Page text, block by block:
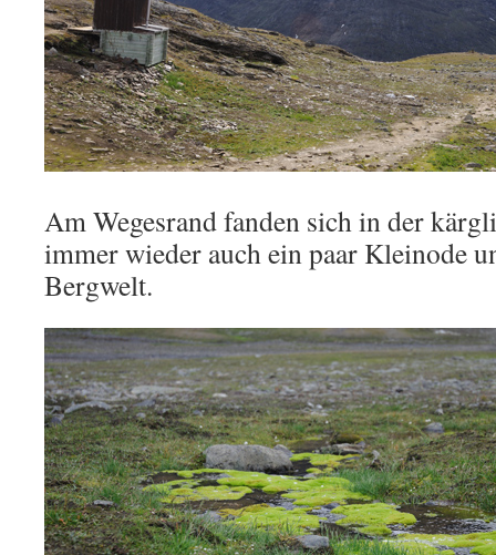
Am Wegesrand fanden sich in der
immer wieder auch ein paar Kleinode
Bergwelt.